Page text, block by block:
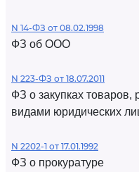
N 14-ФЗ от 08.02.1998
ФЗ об ООО
N 223-ФЗ от 18.07.2011
ФЗ о закупках товаров,
видами юридических
N 2202-1 от 17.01.1992
ФЗ о прокуратуре